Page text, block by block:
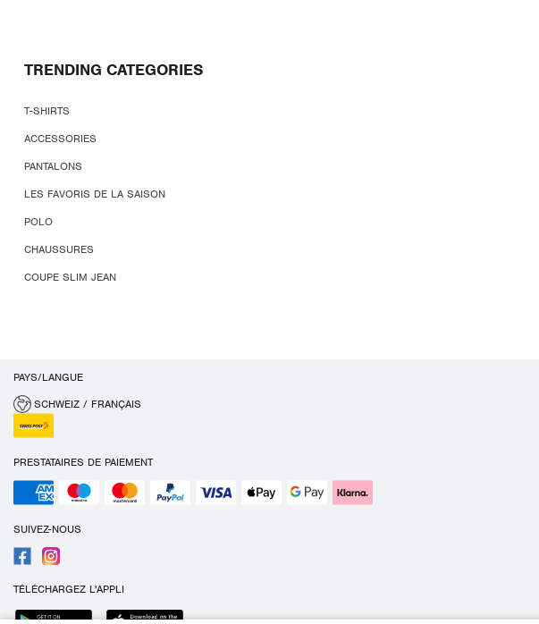
TRENDING CATEGORIES
T-SHIRTS
ACCESSORIES
PANTALONS
LES FAVORIS DE LA SAISON
POLO
CHAUSSURES
COUPE SLIM JEAN
PAYS/LANGUE
SCHWEIZ / FRANÇAIS
PRESTATAIRES DE PAIEMENT
SUIVEZ-NOUS
TÉLÉCHARGEZ L'APPLI